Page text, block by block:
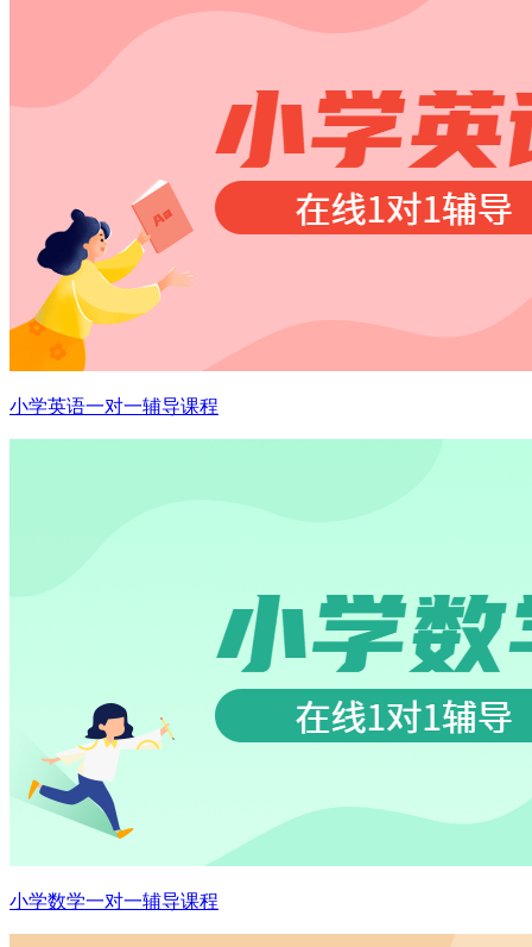
小学英语一对一辅导课程
小学数学一对一辅导课程